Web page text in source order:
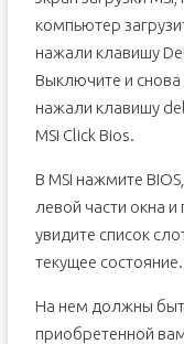
компьютер
нажали клавишу
Выключите и
нажали клавишу
MSI Click Bios.
В MSI нажмите
левой части окна
увидите список
текущее состояние.
На нем должны
приобретенной